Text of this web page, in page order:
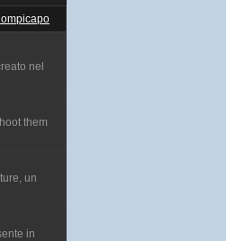
nel
them
un
in